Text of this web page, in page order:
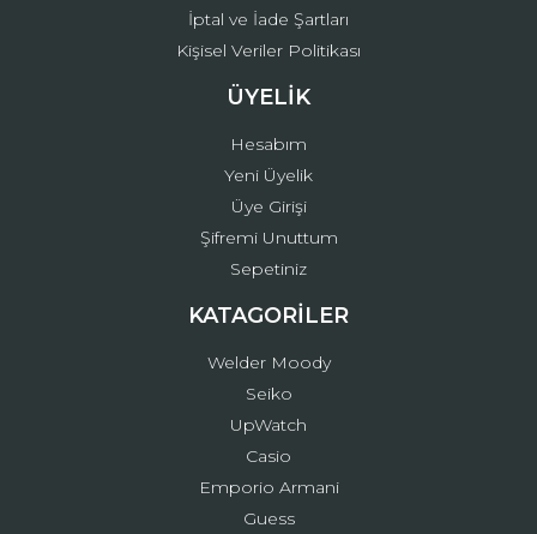
İptal ve İade Şartları
Kişisel Veriler Politikası
ÜYELİK
Hesabım
Yeni Üyelik
Üye Girişi
Şifremi Unuttum
Sepetiniz
KATAGORİLER
Welder Moody
Seiko
UpWatch
Casio
Emporio Armani
Guess